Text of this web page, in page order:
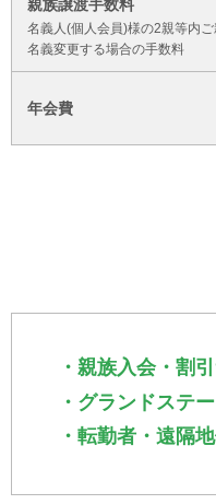
親族譲渡手数料
名義人(個人会員)様の2親等内
名義変更する場合の手数料
年会費
・親族入会・割
・グランドステ
・転勤者・遠隔